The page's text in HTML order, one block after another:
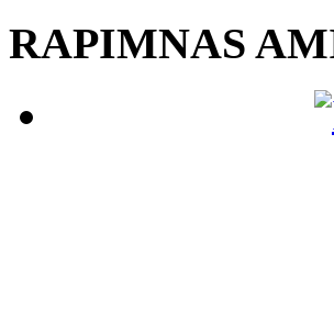
RAPIMNAS